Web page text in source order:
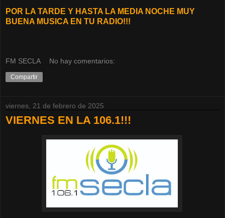
POR LA TARDE Y HASTA LA MEDIA NOCHE MUY
BUENA MUSICA EN TU RADIO!!!
FM SECLA No hay comentarios:
Compartir
viernes, 21 de febrero de 2025
VIERNES EN LA 106.1!!!